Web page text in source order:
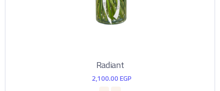
Radiant
2,100.00EGP